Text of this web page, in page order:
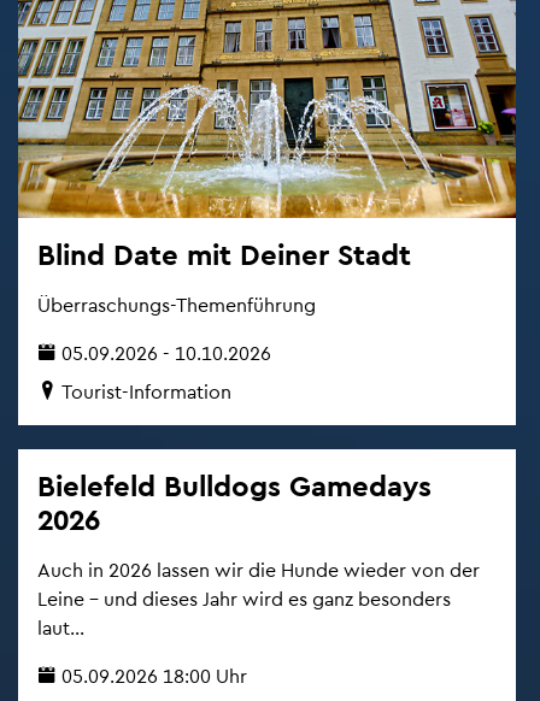
Blind Date mit Dei­ner Stadt
Über­ra­schungs-The­men­füh­rung
05.09.2026 - 10.10.2026
Tou­rist-In­for­ma­ti­on
Bie­le­feld Bull­dogs Ga­me­days
2026
Auch in 2026 las­sen wir die Hunde wie­der von der
Leine – und die­ses Jahr wird es ganz be­son­ders
laut...
05.09.2026 18:00 Uhr